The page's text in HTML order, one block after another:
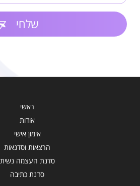
שלחי
ראשי
אודות
אימון אישי
הרצאות וסדנאות
סדנת העצמה נשית
סדנת כתיבה